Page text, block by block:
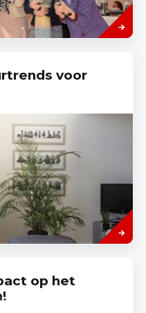
Lees
meer
voor
Read
more
op het